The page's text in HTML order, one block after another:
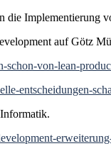
Implementierung
auf Götz
von-lean-
entscheidungen-